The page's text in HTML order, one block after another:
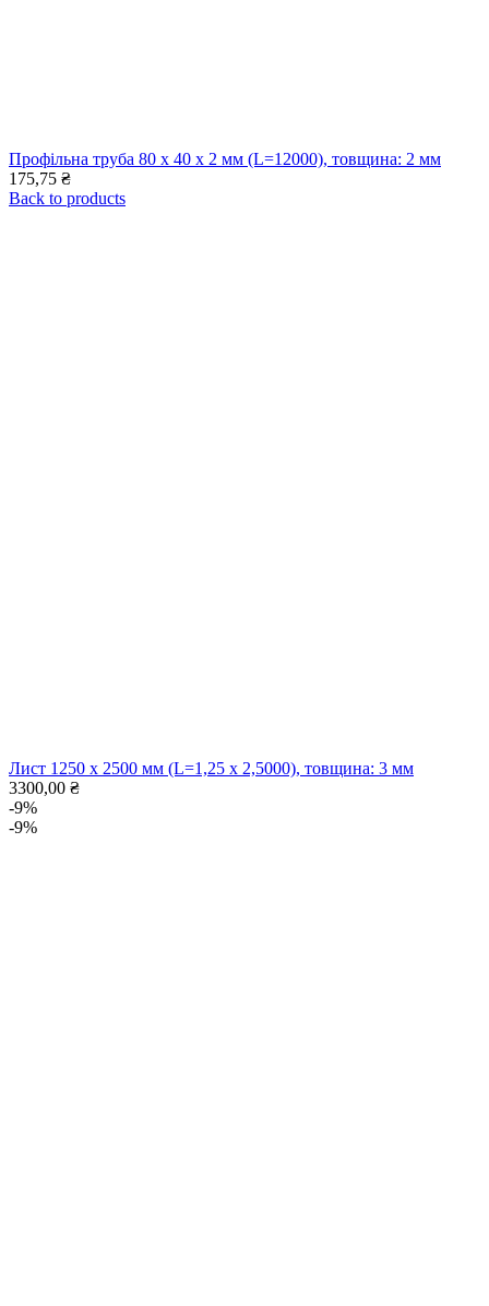
Профільна труба 80 x 40 x 2 мм (L=12000), товщина: 2 мм
175,75 ₴
Back to products
Лист 1250 x 2500 мм (L=1,25 x 2,5000), товщина: 3 мм
3300,00 ₴
-9%
-9%